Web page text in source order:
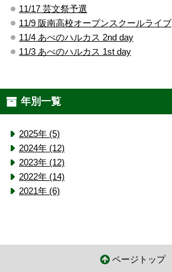
11/17 芸文祭予選
11/9 阪南高校オープンスクールライブ
11/4 あべのハルカス 2nd day
11/3 あべのハルカス 1st day
年別一覧
2025年 (5)
2024年 (12)
2023年 (12)
2022年 (14)
2021年 (6)
ページトップ